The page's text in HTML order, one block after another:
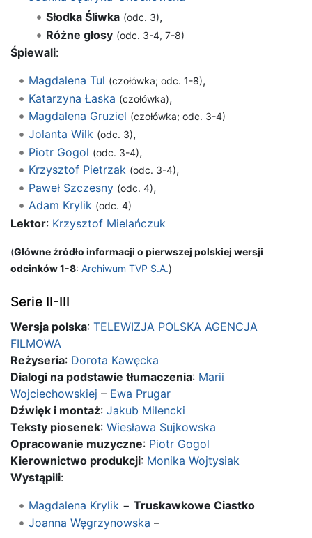
Słodka Śliwka (odc. 3),
Różne głosy (odc. 3-4, 7-8)
Śpiewali:
Magdalena Tul (czołówka; odc. 1-8),
Katarzyna Łaska (czołówka),
Magdalena Gruziel (czołówka; odc. 3-4)
Jolanta Wilk (odc. 3),
Piotr Gogol (odc. 3-4),
Krzysztof Pietrzak (odc. 3-4),
Paweł Szczesny (odc. 4),
Adam Krylik (odc. 4)
Lektor: Krzysztof Mielańczuk
(Główne źródło informacji o pierwszej polskiej wersji
odcinków 1-8: Archiwum TVP S.A.)
Serie II-III
Wersja polska: TELEWIZJA POLSKA AGENCJA
FILMOWA
Reżyseria: Dorota Kawęcka
Dialogi na podstawie tłumaczenia: Marii
Wojciechowskiej – Ewa Prugar
Dźwięk i montaż: Jakub Milencki
Teksty piosenek: Wiesława Sujkowska
Opracowanie muzyczne: Piotr Gogol
Kierownictwo produkcji: Monika Wojtysiak
Wystąpili:
Magdalena Krylik − Truskawkowe Ciastko
Joanna Węgrzynowska –